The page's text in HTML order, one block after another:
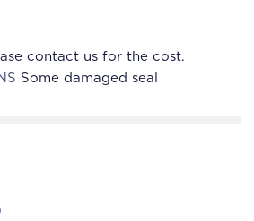
contact us for the cost.
Some damaged seal